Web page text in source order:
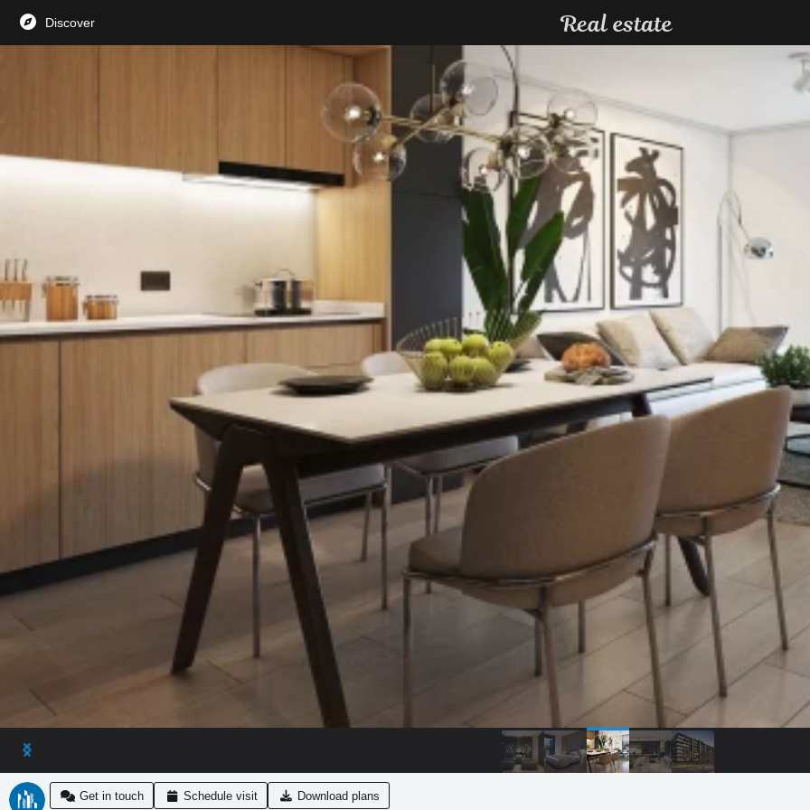
Discover
Get in touch Schedule visit Download plans